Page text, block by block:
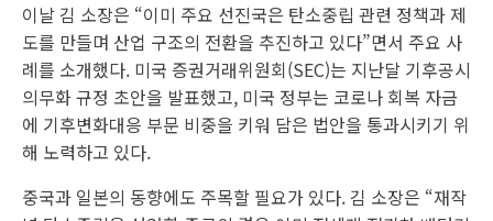
이날 김 소장은 “이미 주요 선진국은 탄소중립 관련 정책과 제
도를 만들며 산업 구조의 전환을 추진하고 있다”면서 주요 사
례를 소개했다. 미국 증권거래위원회(SEC)는 지난달 기후공시
의무화 규정 초안을 발표했고, 미국 정부는 코로나 회복 자금
에 기후변화대응 부문 비중을 키워 담은 법안을 통과시키기 위
해 노력하고 있다.
중국과 일본의 동향에도 주목할 필요가 있다. 김 소장은 “재작